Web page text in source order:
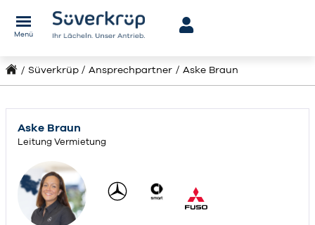
Menü
Süverkrüp Ansprechpartner Aske Braun
Aske Braun
Leitung Vermietung